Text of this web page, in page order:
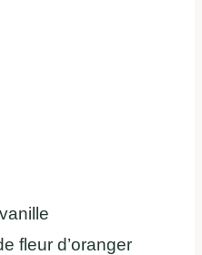
fleur d’oranger